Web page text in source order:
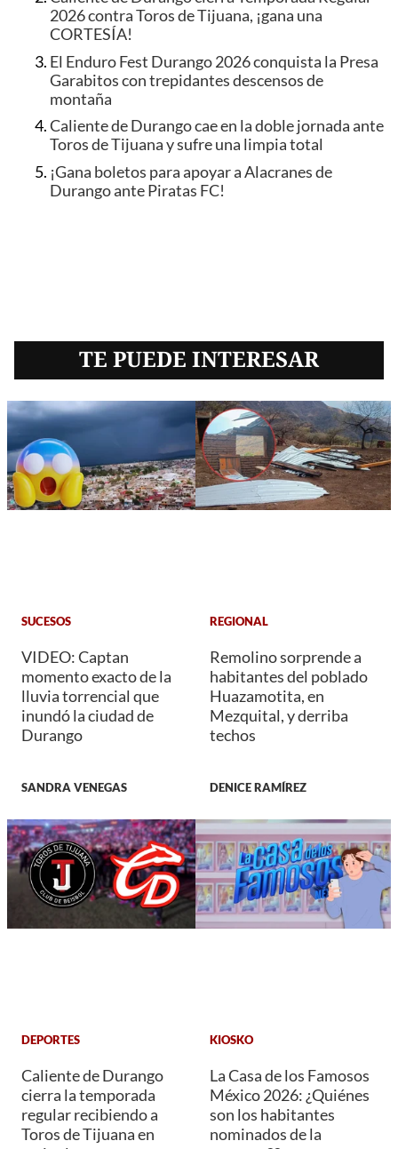
2026 contra Toros de Tijuana, ¡gana una
CORTESÍA!
El Enduro Fest Durango 2026 conquista la Presa
Garabitos con trepidantes descensos de
montaña
Caliente de Durango cae en la doble jornada ante
Toros de Tijuana y sufre una limpia total
¡Gana boletos para apoyar a Alacranes de
Durango ante Piratas FC!
TE PUEDE INTERESAR
SUCESOS
VIDEO: Captan
momento exacto de la
lluvia torrencial que
inundó la ciudad de
Durango
SANDRA VENEGAS
REGIONAL
Remolino sorprende a
habitantes del poblado
Huazamotita, en
Mezquital, y derriba
techos
DENICE RAMÍREZ
DEPORTES
Caliente de Durango
cierra la temporada
regular recibiendo a
Toros de Tijuana en
KIOSKO
La Casa de los Famosos
México 2026: ¿Quiénes
son los habitantes
nominados de la